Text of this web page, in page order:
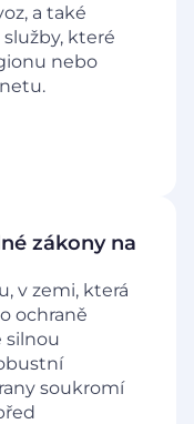
a také
které
nebo
zákony na
v zemi, která
ochraně
silnou
soukromí